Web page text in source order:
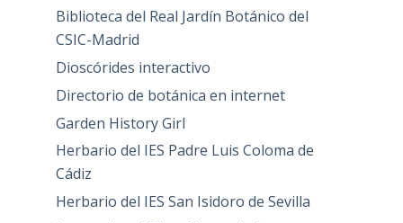
Biblioteca del Real Jardín Botánico del
CSIC-Madrid
Dioscórides interactivo
Directorio de botánica en internet
Garden History Girl
Herbario del IES Padre Luis Coloma de
Cádiz
Herbario del IES San Isidoro de Sevilla